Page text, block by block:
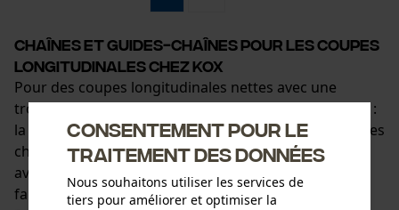
Chaînes et guides-chaînes pour les coupes
longitudinales chez KOX
Pour des coupes longitudinales nettes avec une
tronçonneuse, un équipement spécial est nécessaire :
la gamme de KOX comprend des guides-chaînes et des
chaînes pour les coupes longitudinales, compatibles
avec de nombreux modèles de tronçonneuses de
fabricants renommés tels que Stihl, Husqvarna ou
Consentement pour le
traitement des données
Nous souhaitons utiliser les services de
tiers pour améliorer et optimiser la